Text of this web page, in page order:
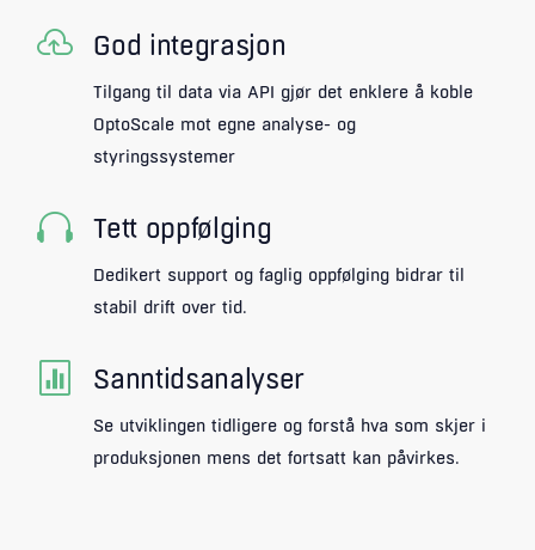
 God integrasjon
Tilgang til data via API gjør det enklere å koble
OptoScale mot egne analyse- og
styringssystemer
 Tett oppfølging
Dedikert support og faglig oppfølging bidrar til
stabil drift over tid.
 Sanntidsanalyser
Se utviklingen tidligere og forstå hva som skjer i
produksjonen mens det fortsatt kan påvirkes.